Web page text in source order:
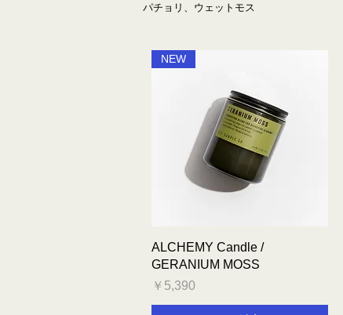
パチョリ、ウェットモス
クイックビュー
NEW
ALCHEMY Candle /
GERANIUM MOSS
価格
￥5,390